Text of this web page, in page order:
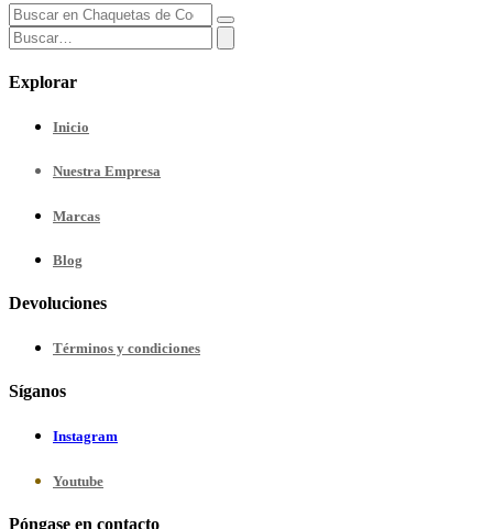
Explorar
Inicio
Nuestra Empresa
Marcas
Blog
Devoluciones
Términos y condiciones
Síganos
Instagram
Youtube
Póngase en contacto